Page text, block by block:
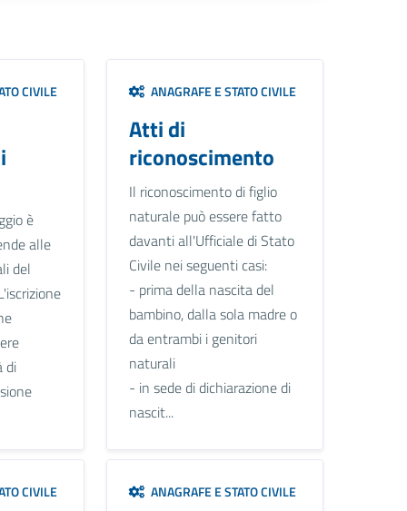
CIVILE
è
alle
del
di
ANAGRAFE E STATO CIVILE
Atti di
riconoscimento
Il riconoscimento di figlio
naturale può essere fatto
davanti all'Ufficiale di Stato
Civile nei seguenti casi:
- prima della nascita del
bambino, dalla sola madre o
da entrambi i genitori
naturali
- in sede di dichiarazione di
nascit...
CIVILE ANAGRAFE E STATO CIVILE